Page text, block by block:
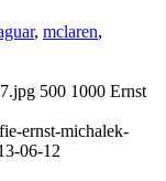
, mclaren,
500 1000 Ernst
ernst-michalek-
06-12